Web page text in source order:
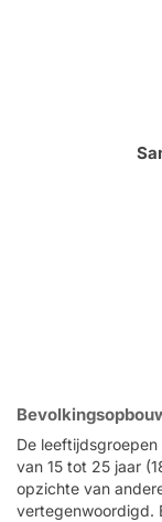
De
van 15 tot 25 jaar
opzichte van
vertegenwoordigd.